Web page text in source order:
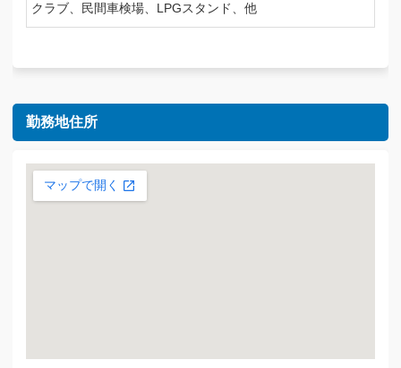
クラブ、民間車検場、LPGスタンド、他
勤務地住所